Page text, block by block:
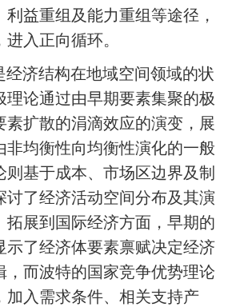
益重组及能力重组等途径，
入正向循环。
经济结构在地域空间领域的状
理论通过由早期要素集聚的极
素扩散的涓滴效应的演变，展
非均衡性向均衡性演化的一般
则基于成本、市场区边界及制
讨了经济活动空间分布及其演
拓展到国际经济方面，早期的
示了经济体要素禀赋决定经济
，而波特的国家竞争优势理论
加入需求条件、‌相关支持产